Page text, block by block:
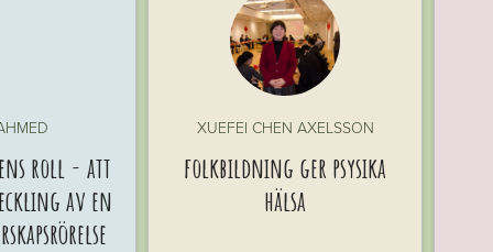
roll - att
av en
XUEFEI CHEN AXELSSON
folkbildning ger psysika
hälsa